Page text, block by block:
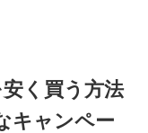
安く買う方法
キャンペー